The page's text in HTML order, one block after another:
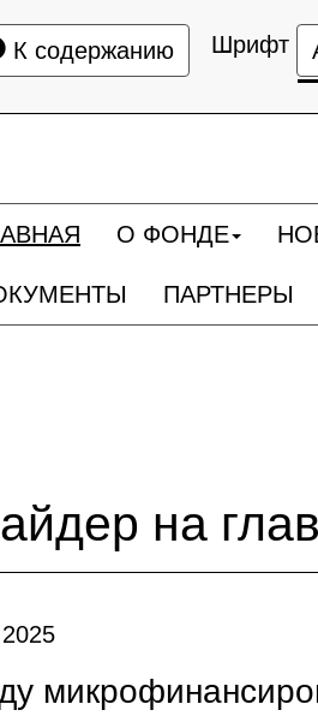
К содержанию Шрифт
О ФОНДЕ
ПАРТНЕРЫ
на